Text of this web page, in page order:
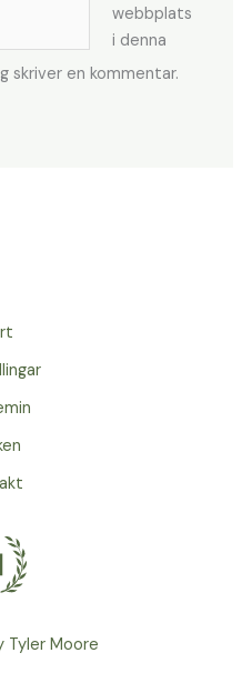
webbplats
i denna
skriver en kommentar.
Tyler Moore